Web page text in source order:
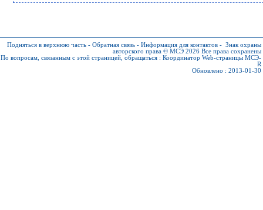
Подняться в верхнюю часть - Обратная связь - Информация для контактов - Знак охраны
авторского права © МСЭ 2026 Все права сохранены
По вопросам, связанным с этой страницей, обращаться : Координатор Web-страницы МСЭ-
R
Обновлено : 2013-01-30